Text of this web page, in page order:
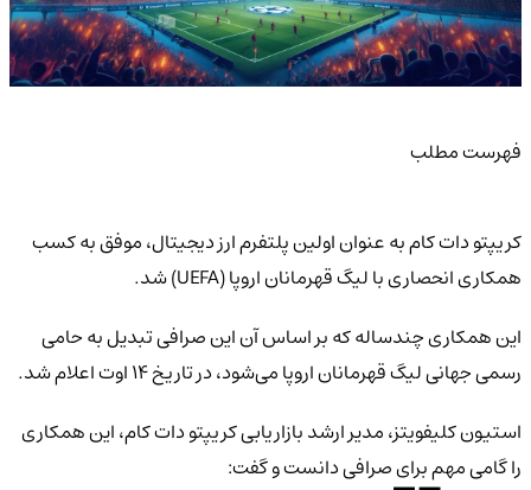
فهرست مطلب
کریپتو دات کام به عنوان اولین پلتفرم ارز دیجیتال، موفق به کسب
همکاری انحصاری با لیگ قهرمانان اروپا (UEFA) شد.
این همکاری چندساله که بر اساس آن این صرافی تبدیل به حامی
رسمی جهانی لیگ قهرمانان اروپا می‌شود، در تاریخ ۱۴ اوت اعلام شد.
استیون کلیفویتز، مدیر ارشد بازاریابی کریپتو دات کام، این همکاری
را گامی مهم برای صرافی دانست و گفت: